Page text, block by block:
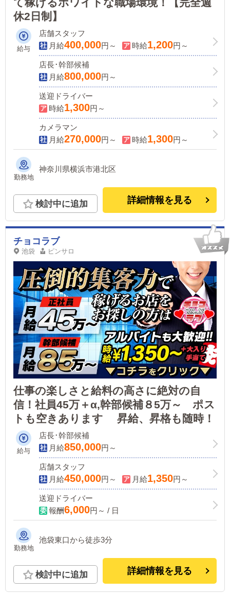
休2日制】
給与
店舗スタッフ
月給400,000円～ 時給1,200円～
店長･幹部候補
月給800,000円～
送迎ドライバー
時給1,300円～
カメラマン
月給270,000円～ 時給1,300円～
勤務地
神奈川県横浜市港北区
検討中に追加 詳細情報を見る
チョコラブ
池袋 ピンサロ
仕事の楽しさと給料の高さに絶対の自
信！社員45万＋α,幹部候補８5万～ ポス
トも空きあります 昇給、昇格も随時！
給与
店長･幹部候補
月給850,000円～
店舗スタッフ
月給450,000円～ 月給1,350円～
送迎ドライバー
報酬6,000円～ / 日
勤務地
池袋東口から徒歩3分
検討中に追加 詳細情報を見る